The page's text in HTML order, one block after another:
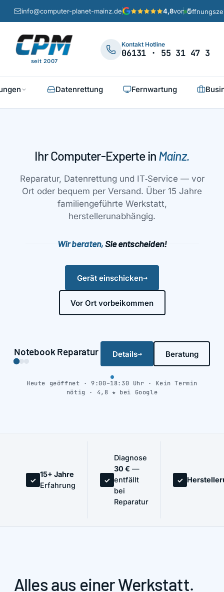
info@computer-planet-mainz.de 4,8von 5
seit 2007
Kontakt Hotline
06131 · 55 31 47 3
Datenrettung Fernwartung
Ihr Computer-Experte in Mainz.
Reparatur, Datenrettung und IT‑Service — vor
Ort oder bequem per Versand. Über 15 Jahre
familiengeführte Werkstatt,
herstellerunabhängig.
Wir beraten,Sie entscheiden!
Gerät einschicken→
Vor Ort vorbeikommen
›
Notebook Reparatur Details→ Beratung
Heute geöffnet · 9:00–18:30 Uhr · Kein Termin
nötig ·
4,8 ★ bei Google
✓
15+ Jahre
Erfahrung
✓
Diagnose
30 € —
entfällt
bei
Reparatur
✓
Alles aus einer Werkstatt.